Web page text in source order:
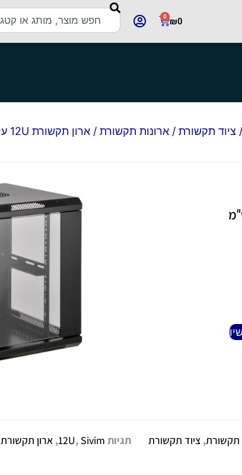
₪0
0
/ ציוד תקשורת / ארונות תקשורת / ארון תקשורת 12U עומק 60 ס"מ
תקשורת, ציוד תקשורת תגיות 12U, Sivim
, ארון תקשורת